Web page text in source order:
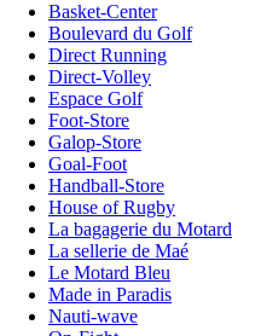
Basket-Center
Boulevard du Golf
Direct Running
Direct-Volley
Espace Golf
Foot-Store
Galop-Store
Goal-Foot
Handball-Store
House of Rugby
La bagagerie du Motard
La sellerie de Maé
Le Motard Bleu
Made in Paradis
Nauti-wave